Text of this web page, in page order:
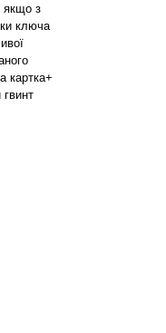
якщо з
ключа
картка+